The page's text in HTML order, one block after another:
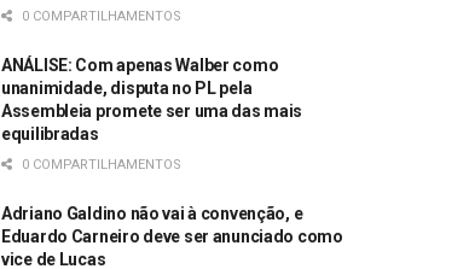
0 COMPARTILHAMENTOS
ANÁLISE: Com apenas Walber como
unanimidade, disputa no PL pela
Assembleia promete ser uma das mais
equilibradas
0 COMPARTILHAMENTOS
Adriano Galdino não vai à convenção, e
Eduardo Carneiro deve ser anunciado como
vice de Lucas